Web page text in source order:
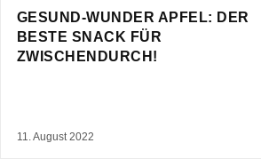
GESUND-WUNDER APFEL: DER
BESTE SNACK FÜR
ZWISCHENDURCH!
11. August 2022